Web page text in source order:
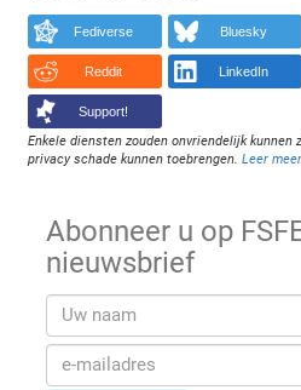
Fediverse Bluesky
Reddit LinkedIn
Support!
Enkele diensten zouden onvriendelijk kunnen
privacy schade kunnen toebrengen.Leer meer
Abonneer u op
nieuwsbrief